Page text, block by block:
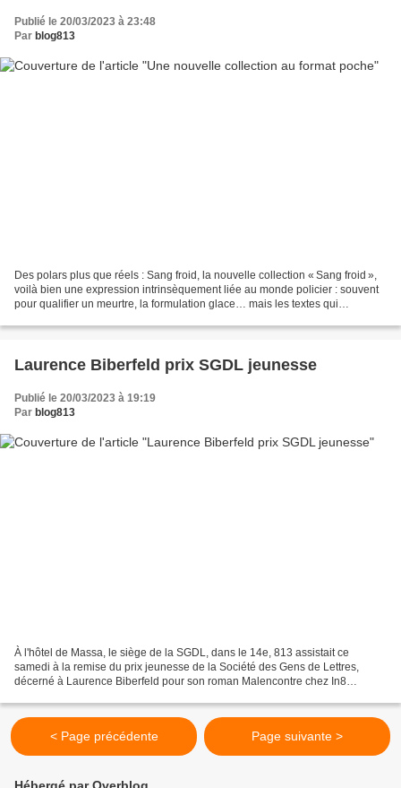
Publié le 20/03/2023 à 23:48
Par blog813
Des polars plus que réels : Sang froid, la nouvelle collection « Sang froid »,
voilà bien une expression intrinsèquement liée au monde policier : souvent
pour qualifier un meurtre, la formulation glace… mais les textes qui
Laurence Biberfeld prix SGDL jeunesse
Publié le 20/03/2023 à 19:19
Par blog813
À l'hôtel de Massa, le siège de la SGDL, dans le 14e, 813 assistait ce
samedi à la remise du prix jeunesse de la Société des Gens de Lettres,
décerné à Laurence Biberfeld pour son roman Malencontre chez In8
< Page précédente Page suivante >